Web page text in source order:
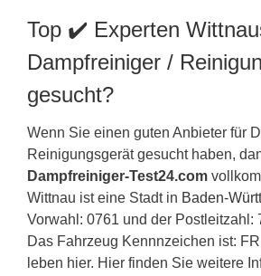
Top ✔️ Experten
Dampfreiniger /
gesucht?
Wenn Sie einen guten Anbieter für
Reinigungsgerät gesucht haben,
Dampfreiniger-Test24.com
Wittnau ist eine Stadt in Baden-
Vorwahl: 0761 und der Postleitzahl:
Das Fahrzeug Kennnzeichen ist:
leben hier. Hier finden Sie weitere